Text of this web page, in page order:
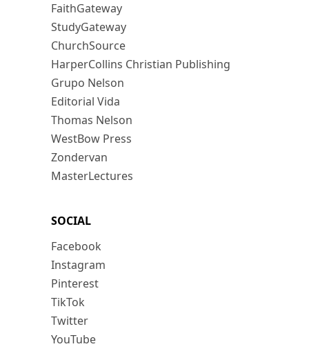
FaithGateway
StudyGateway
ChurchSource
HarperCollins Christian Publishing
Grupo Nelson
Editorial Vida
Thomas Nelson
WestBow Press
Zondervan
MasterLectures
SOCIAL
Facebook
Instagram
Pinterest
TikTok
Twitter
YouTube